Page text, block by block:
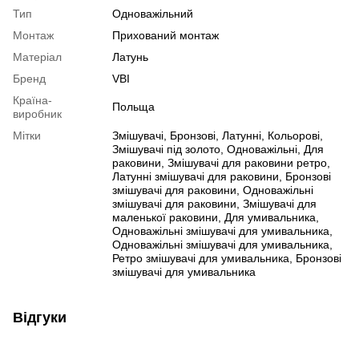
Тип
Одноважільний
Монтаж
Прихований монтаж
Матеріал
Латунь
Бренд
VBI
Країна-
виробник
Польща
Мітки Змішувачі Бронзові Латунні Кольорові
Змішувачі під золото Одноважільні Для
раковини Змішувачі для раковини ретро
Латунні змішувачі для раковини
Бронзові
змішувачі для раковини Одноважільні
змішувачі для раковини Змішувачі для
маленької раковини
Для умивальника
Одноважільні змішувачі для умивальника
Одноважільні змішувачі для умивальника
Ретро змішувачі для умивальника
Бронзові
змішувачі для умивальника
Відгуки